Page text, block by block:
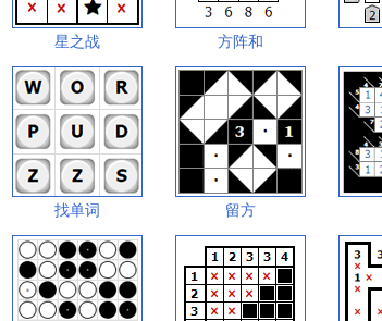
星之战 方阵和
找单词 留方